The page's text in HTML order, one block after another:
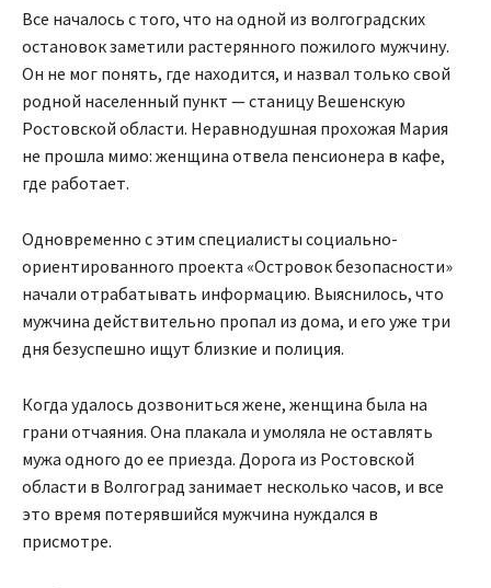
Все началось с того, что на одной из волгоградских
остановок заметили растерянного пожилого мужчину.
Он не мог понять, где находится, и назвал только свой
родной населенный пункт — станицу Вешенскую
Ростовской области. Неравнодушная прохожая Мария
не прошла мимо: женщина отвела пенсионера в кафе,
где работает.
Одновременно с этим специалисты социально-
ориентированного проекта «Островок безопасности»
начали отрабатывать информацию. Выяснилось, что
мужчина действительно пропал из дома, и его уже три
дня безуспешно ищут близкие и полиция.
Когда удалось дозвониться жене, женщина была на
грани отчаяния. Она плакала и умоляла не оставлять
мужа одного до ее приезда. Дорога из Ростовской
области в Волгоград занимает несколько часов, и все
это время потерявшийся мужчина нуждался в
присмотре.